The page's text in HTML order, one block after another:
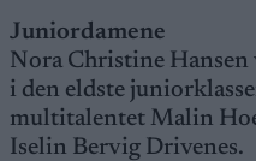
Juniordamene
Nora Christine
i den eldste
multitalentet Malin
Iselin Bervig Drivenes.